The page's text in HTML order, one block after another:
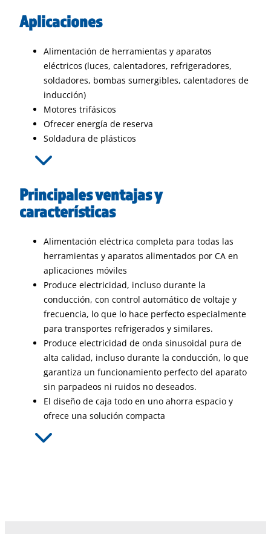
Aplicaciones
Alimentación de herramientas y aparatos
eléctricos (luces, calentadores, refrigeradores,
soldadores, bombas sumergibles, calentadores de
inducción)
Motores trifásicos
Ofrecer energía de reserva
Soldadura de plásticos
Principales ventajas y
características
Alimentación eléctrica completa para todas las
herramientas y aparatos alimentados por CA en
aplicaciones móviles
Produce electricidad, incluso durante la
conducción, con control automático de voltaje y
frecuencia, lo que lo hace perfecto especialmente
para transportes refrigerados y similares.
Produce electricidad de onda sinusoidal pura de
alta calidad, incluso durante la conducción, lo que
garantiza un funcionamiento perfecto del aparato
sin parpadeos ni ruidos no deseados.
El diseño de caja todo en uno ahorra espacio y
ofrece una solución compacta